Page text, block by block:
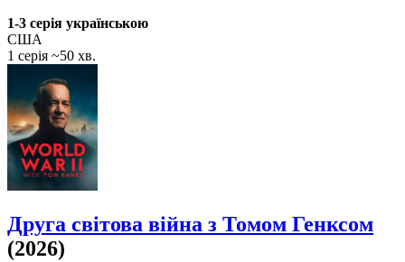
1-3 серія українською
США
1 серія ~50 хв.
Друга світова війна з Томом Генксом
(2026)